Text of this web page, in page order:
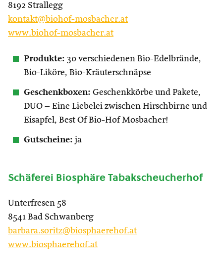
8192 Strallegg
kontakt@biohof-mosbacher.at
www.biohof-mosbacher.at
Produkte: 30 verschiedenen Bio-Edelbrände,
Bio-Liköre, Bio-Kräuterschnäpse
Geschenkboxen: Geschenkkörbe und Pakete,
DUO – Eine Liebelei zwischen Hirschbirne und
Eisapfel, Best Of Bio-Hof Mosbacher!
Gutscheine: ja
Schäferei Biosphäre Tabakscheucherhof
Unterfresen 58
8541 Bad Schwanberg
barbara.soritz@biosphaerehof.at
www.biosphaerehof.at